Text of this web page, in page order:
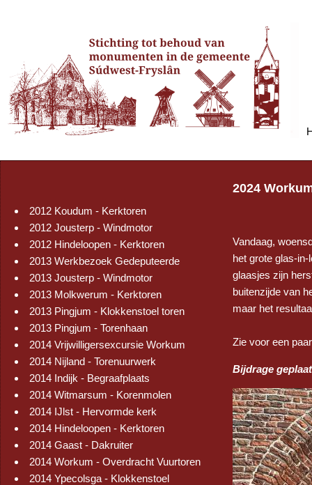
2012 Koudum - Kerktoren
2012 Jousterp - Windmotor
2012 Hindeloopen - Kerktoren
2013 Werkbezoek Gedeputeerde
2013 Jousterp - Windmotor
2013 Molkwerum - Kerktoren
2013 Pingjum - Klokkenstoel toren
2013 Pingjum - Torenhaan
2014 Vrijwilligersexcursie Workum
2014 Nijland - Torenuurwerk
2014 Indijk - Begraafplaats
2014 Witmarsum - Korenmolen
2014 IJlst - Hervormde kerk
2014 Hindeloopen - Kerktoren
2014 Gaast - Dakruiter
2014 Workum - Overdracht Vuurtoren
2014 Ypecolsga - Klokkenstoel
2024
Vandaag,
het grote glas-
glaasjes zijn
buitenzijde van
maar het
Zie voor een
Bijdrage